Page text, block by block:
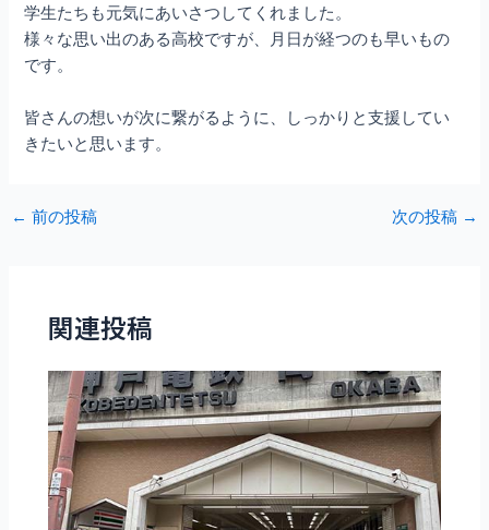
学生たちも元気にあいさつしてくれました。
様々な思い出のある高校ですが、月日が経つのも早いもの
です。
皆さんの想いが次に繋がるように、しっかりと支援してい
きたいと思います。
Post
← 前の投稿 次の投稿 →
関連投稿